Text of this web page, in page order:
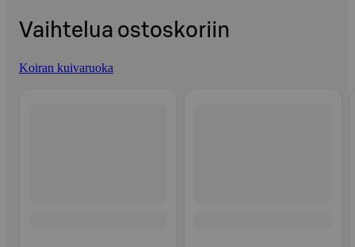
Vaihtelua ostoskoriin
Koiran kuivaruoka